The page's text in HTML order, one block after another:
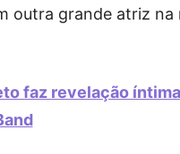
outra grande atriz
faz revelação